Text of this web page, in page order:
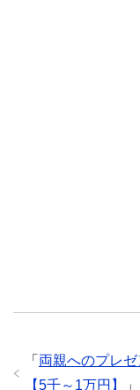
「 両親へのプレ
【5千～1万円】
」